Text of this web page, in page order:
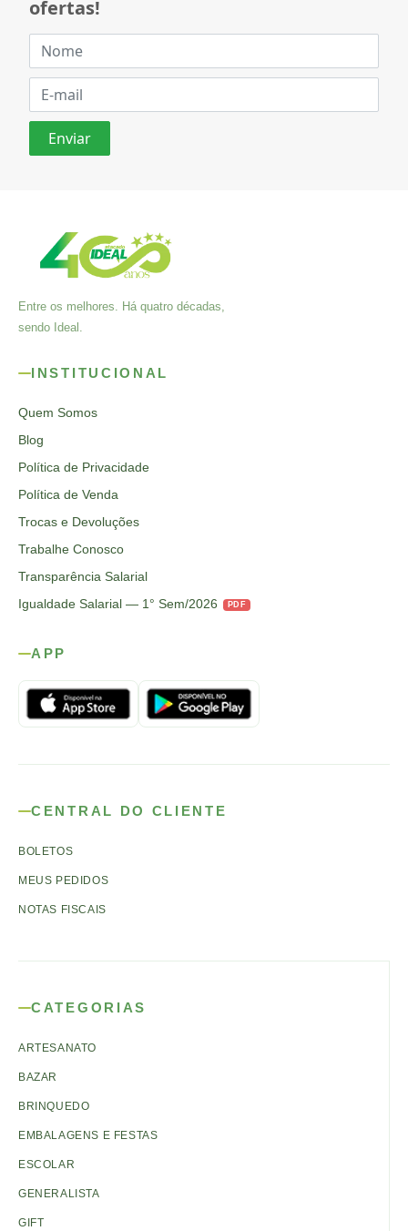
ofertas!
Entre os melhores. Há quatro décadas,
sendo Ideal.
INSTITUCIONAL
Quem Somos
Blog
Política de Privacidade
Política de Venda
Trocas e Devoluções
Trabalhe Conosco
Transparência Salarial
Igualdade Salarial — 1° Sem/2026
PDF
APP
CENTRAL DO CLIENTE
BOLETOS
MEUS PEDIDOS
NOTAS FISCAIS
CATEGORIAS
ARTESANATO
BAZAR
BRINQUEDO
EMBALAGENS E FESTAS
ESCOLAR
GENERALISTA
GIFT